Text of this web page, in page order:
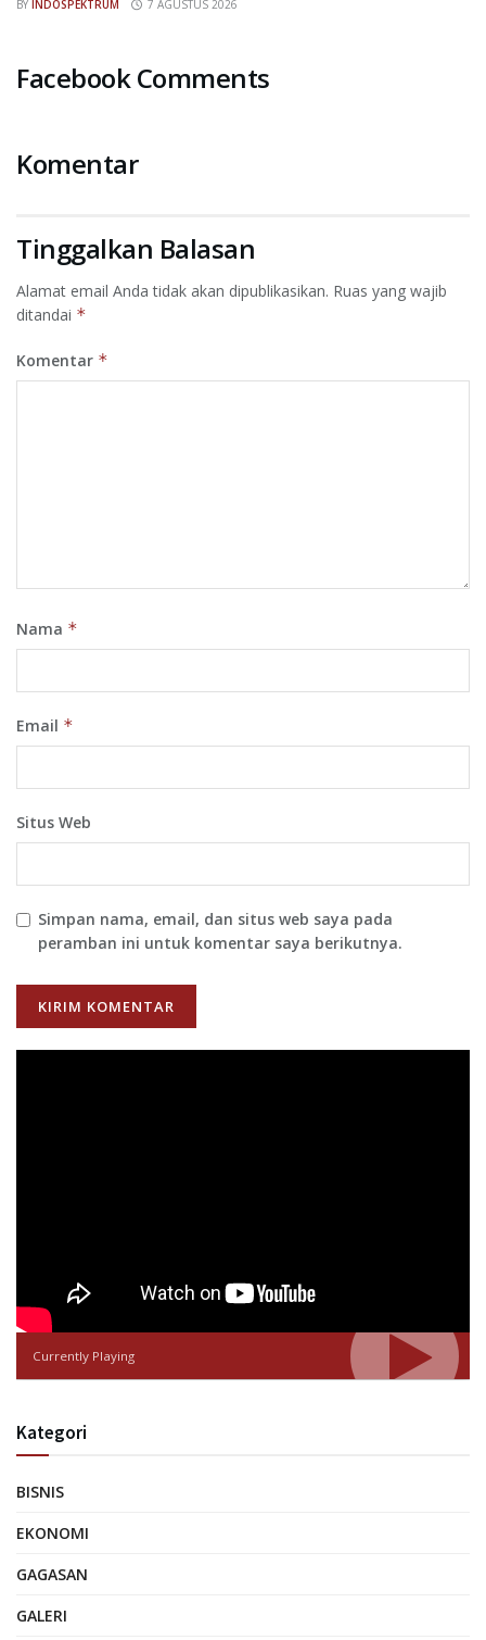
BY INDOSPEKTRUM 7 AGUSTUS 2026
Facebook Comments
Komentar
Tinggalkan Balasan
Alamat email Anda tidak akan dipublikasikan. Ruas yang wajib
ditandai *
Komentar *
Nama *
Email *
Situs Web
Simpan nama, email, dan situs web saya pada
peramban ini untuk komentar saya berikutnya.
Currently Playing
Kategori
BISNIS
EKONOMI
GAGASAN
GALERI